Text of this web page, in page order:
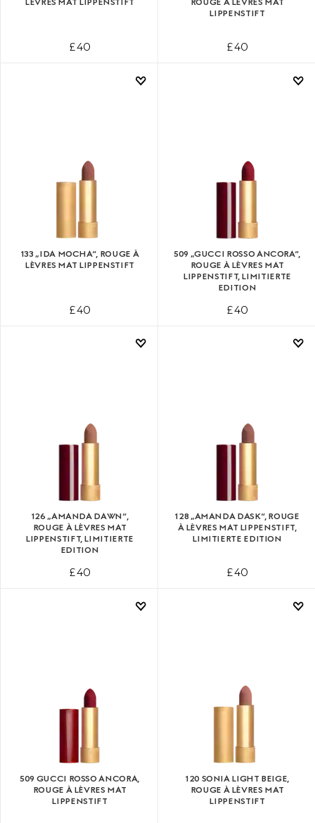
LÈVRES MAT LIPPENSTIFT
£ 40
ROUGE À LÈVRES MAT
LIPPENSTIFT
£ 40
133 „IDA MOCHA“, ROUGE À
LÈVRES MAT LIPPENSTIFT
£ 40
509 „GUCCI ROSSO ANCORA“,
ROUGE À LÈVRES MAT
LIPPENSTIFT, LIMITIERTE
EDITION
£ 40
126 „AMANDA DAWN“,
ROUGE À LÈVRES MAT
LIPPENSTIFT, LIMITIERTE
EDITION
£ 40
128 „AMANDA DASK“, ROUGE
À LÈVRES MAT LIPPENSTIFT,
LIMITIERTE EDITION
£ 40
509 GUCCI ROSSO ANCORA,
ROUGE À LÈVRES MAT
LIPPENSTIFT
120 SONIA LIGHT BEIGE,
ROUGE À LÈVRES MAT
LIPPENSTIFT